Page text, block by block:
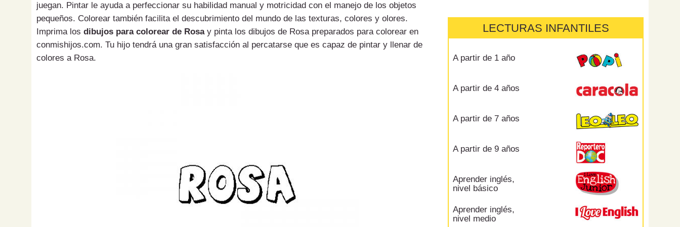
juegan. Pintar le ayuda a perfeccionar su habilidad manual y motricidad con el manejo de los objetos
pequeños. Colorear también facilita el descubrimiento del mundo de las texturas, colores y olores.
Imprima los dibujos para colorear de Rosay pinta los dibujos de Rosa preparados para colorear en
conmishijos.com. Tu hijo tendrá una gran satisfacción al percatarse que es capaz de pintar y llenar de
colores a Rosa.
LECTURAS INFANTILES
A partir de 1 año
A partir de 4 años
A partir de 7 años
A partir de 9 años
Aprender inglés,
nivel básico
Aprender inglés,
nivel medio